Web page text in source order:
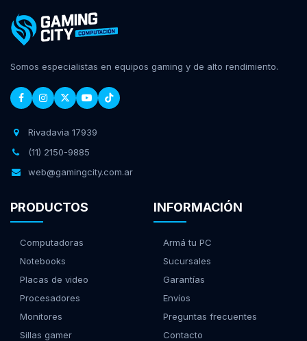
Somos especialistas en equipos gaming y de alto rendimiento.
Rivadavia 17939
(11) 2150-9885
web@gamingcity.com.ar
PRODUCTOS
Computadoras
Notebooks
Placas de video
Procesadores
Monitores
Sillas gamer
INFORMACIÓN
Armá tu PC
Sucursales
Garantías
Envíos
Preguntas frecuentes
Contacto